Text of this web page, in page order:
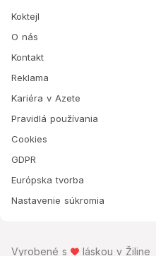
Koktejl
O nás
Kontakt
Reklama
Kariéra v Azete
Pravidlá používania
Cookies
GDPR
Európska tvorba
Nastavenie súkromia
Vyrobené s láskou v Žiline